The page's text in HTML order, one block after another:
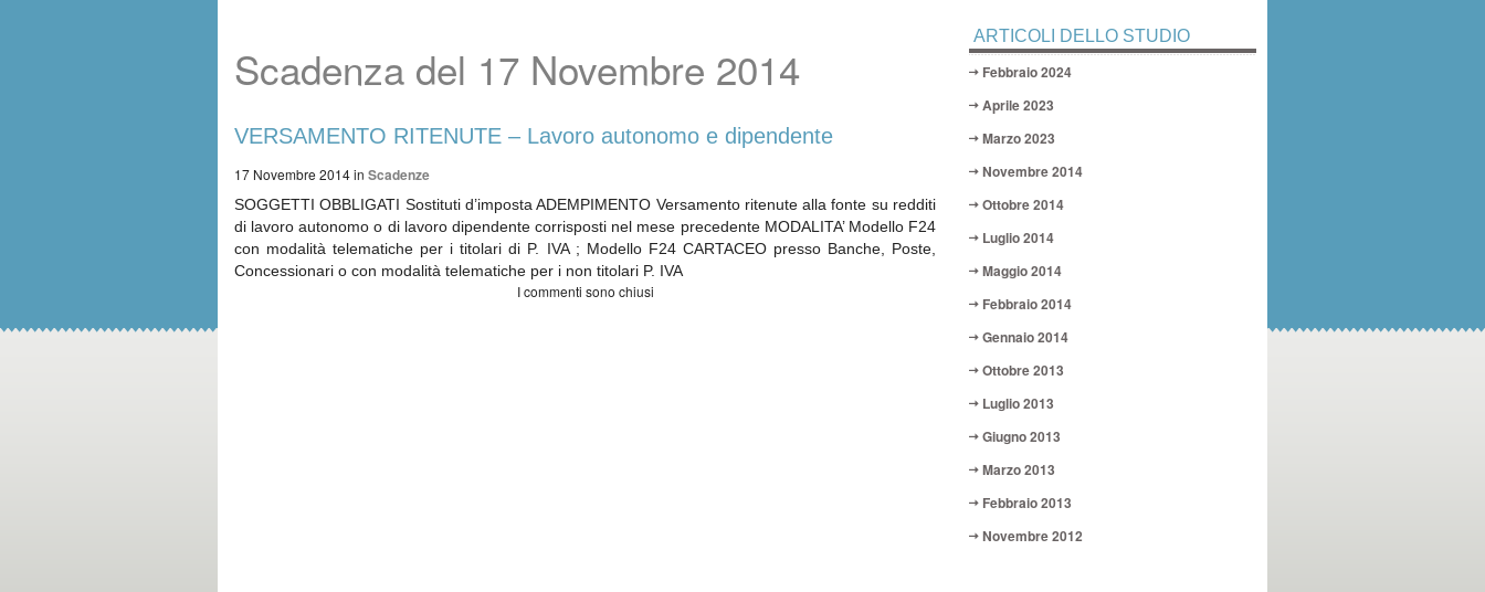
Scadenza del 17 Novembre 2014
VERSAMENTO RITENUTE – Lavoro autonomo e dipendente
17 Novembre 2014in Scadenze
SOGGETTI OBBLIGATI Sostituti d’imposta ADEMPIMENTO Versamento ritenute alla fonte su redditi
di lavoro autonomo o di lavoro dipendente corrisposti nel mese precedente MODALITA’ Modello F24
con modalità telematiche per i titolari di P. IVA ; Modello F24 CARTACEO presso Banche, Poste,
Concessionari o con modalità telematiche per i non titolari P. IVA
I commenti sono chiusi
ARTICOLI DELLO STUDIO
Febbraio 2024
Aprile 2023
Marzo 2023
Novembre 2014
Ottobre 2014
Luglio 2014
Maggio 2014
Febbraio 2014
Gennaio 2014
Ottobre 2013
Luglio 2013
Giugno 2013
Marzo 2013
Febbraio 2013
Novembre 2012